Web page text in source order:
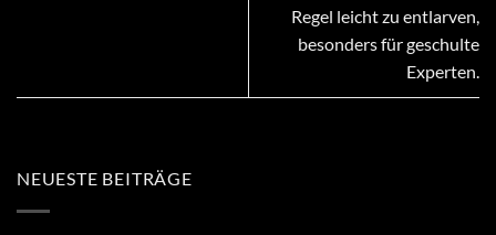
Regel leicht zu entlarven,
besonders für geschulte
Experten.
NEUESTE BEITRÄGE